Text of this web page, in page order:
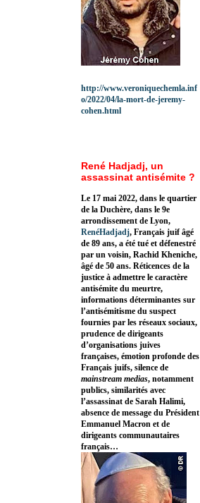
http://www.veroniquechemla.inf
o/2022/04/la-mort-de-jeremy-
cohen.html
René Hadjadj, un
assassinat antisémite ?
Le 17 mai 2022, dans le quartier
de la Duchère, dans le 9e
arrondissement de Lyon,
RenéHadjadj, Français juif âgé
de 89 ans, a été tué et défenestré
par un voisin, Rachid Kheniche,
âgé de 50 ans. Réticences de la
justice à admettre le caractère
antisémite du meurtre,
informations déterminantes sur
l’antisémitisme du suspect
fournies par les réseaux sociaux,
prudence de dirigeants
d’organisations juives
françaises, émotion profonde des
Français juifs, silence de
mainstream medias, notamment
publics, similarités avec
l’assassinat de Sarah Halimi,
absence de message du Président
Emmanuel Macron et de
dirigeants communautaires
français…